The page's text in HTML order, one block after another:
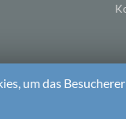
um das